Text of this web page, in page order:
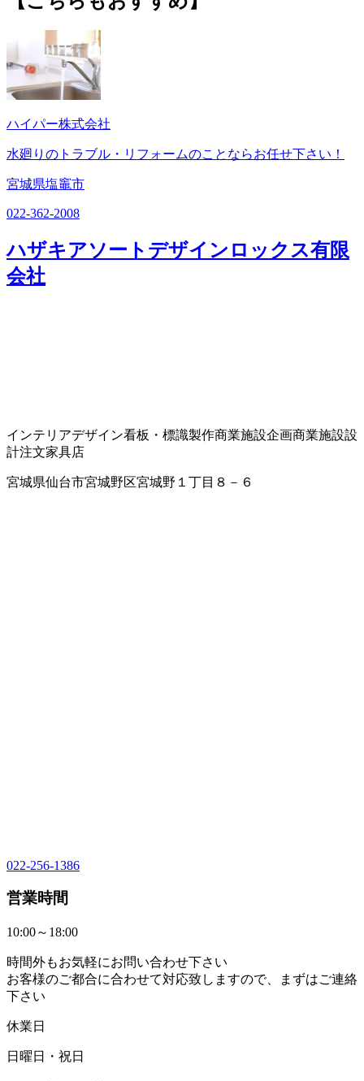
ハイパー株式会社
水廻りのトラブル・リフォームのことならお任せ下さい！
宮城県塩竈市
022-362-2008
ハザキアソートデザインロックス有限
会社
インテリアデザイン看板・標識製作商業施設企画商業施設設
計注文家具店
宮城県仙台市宮城野区宮城野１丁目８－６
022-256-1386
営業時間
10:00～18:00
時間外もお気軽にお問い合わせ下さい
お客様のご都合に合わせて対応致しますので、まずはご連絡
下さい
休業日
日曜日・祝日